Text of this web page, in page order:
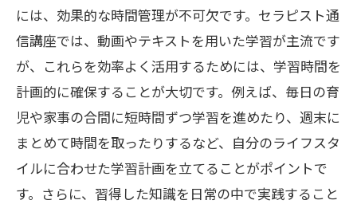
には、効果的な時間管理が不可欠です。セラピスト通
信講座では、動画やテキストを用いた学習が主流です
が、これらを効率よく活用するためには、学習時間を
計画的に確保することが大切です。例えば、毎日の育
児や家事の合間に短時間ずつ学習を進めたり、週末に
まとめて時間を取ったりするなど、自分のライフスタ
イルに合わせた学習計画を立てることがポイントで
す。さらに、習得した知識を日常の中で実践すること